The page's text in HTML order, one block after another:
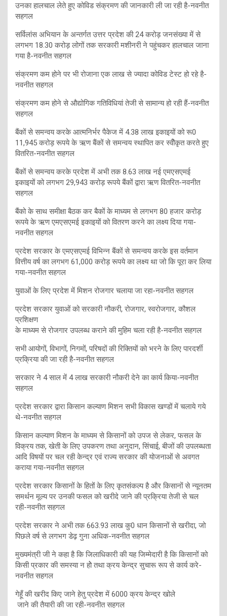
उनका हालचाल लेते हुए कोविड संक्रमण की जानकारी ली जा रही है-नवनीत
सहगल
सर्विलांस अभियान के अन्तर्गत उत्तर प्रदेश की 24 करोड़ जनसंख्या में से
लगभग 18.30 करोड़ लोगों तक सरकारी मशीनरी ने पहुंचकर हालचाल जाना
गया है-नवनीत सहगल
संक्रमण कम होने पर भी रोजाना एक लाख से ज्यादा कोविड टेस्ट हो रहे है-
नवनीत सहगल
संक्रमण कम होने से औद्योगिक गतिविधियां तेजी से सामान्य हो रही हैं-नवनीत
सहगल
बैंकों से समन्वय करके आत्मनिर्भर पैकेज में 4.38 लाख इकाइयों को रू0
11,945 करोड़ रूपये के ऋण बैंकों से समन्वय स्थापित कर स्वीेकृत करते हुए
वितरित-नवनीत सहगल
बैंकों से समन्वय करके प्रदेश में अभी तक 8.63 लाख नई एमएसएमई
इकाइयों को लगभग 29,943 करोड़ रूपये बैंकों द्वारा ऋण वितरित-नवनीत
सहगल
बैंको के साथ समीक्षा बैठक कर बैकों के माध्यम से लगभग 80 हजार करोड़
रूपये के ऋण एमएसएमई इकाइयों को वितरण करने का लक्ष्य दिया गया-
नवनीत सहगल
प्रदेश सरकार के एमएसएमई विभिन्न बैंकों से समन्वय करके इस वर्तमान
वित्तीय वर्ष का लगभग 61,000 करोड़ रूपये का लक्ष्य था जो कि पूरा कर लिया
गया-नवनीत सहगल
युवाओं के लिए प्रदेश में मिशन रोजगार चलाया जा रहा-नवनीत सहगल
प्रदेश सरकार युवाओं को सरकारी नौकरी, रोजगार, स्वरोजगार, कौशल
प्रशिक्षण
के माध्यम से रोजगार उपलब्ध कराने की मुहिम चला रही है-नवनीत सहगल
सभी आयोगों, विभागों, निगमों, परिषदों की रिक्तियों को भरने के लिए पारदर्शी
प्रक्रिया की जा रही है-नवनीत सहगल
सरकार ने 4 साल में 4 लाख सरकारी नौकरी देने का कार्य किया-नवनीत
सहगल
प्रदेश सरकार द्वारा किसान कल्याण मिशन सभी विकास खण्डों में चलाये गये
थे-नवनीत सहगल
किसान कल्याण मिशन के माध्यम से किसानों को उपज से लेकर, फसल के
विक्रय तक, खेती के लिए उपकरण तथा अनुदान, सिंचाई, बीजों की उपलब्धता
आदि विषयों पर चल रही केन्द्र एवं राज्य सरकार की योजनाओं से अवगत
कराया गया-नवनीत सहगल
प्रदेश सरकार किसानों के हितों के लिए कृतसंकल्प है और किसानों से न्यूनतम
समर्थन मूल्य पर उनकी फसल को खरीदे जाने की प्रक्रिया तेजी से चल
रही-नवनीत सहगल
प्रदेश सरकार ने अभी तक 663.93 लाख कु0 धान किसानों से खरीदा, जो
पिछले वर्ष से लगभग डेढ़ गुना अधिक-नवनीत सहगल
मुख्यमंत्री जी ने कहा है कि जिलाधिकारी की यह जिम्मेदारी है कि किसानों को
किसी प्रकार की समस्या न होे तथा क्रय केन्द्र सुचारू रूप से कार्य करे-
नवनीत सहगल
गेहूँ की खरीद किए जाने हेतु प्रदेश में 6000 क्रय केन्द्र खोले
जाने की तैयारी की जा रही-नवनीत सहगल